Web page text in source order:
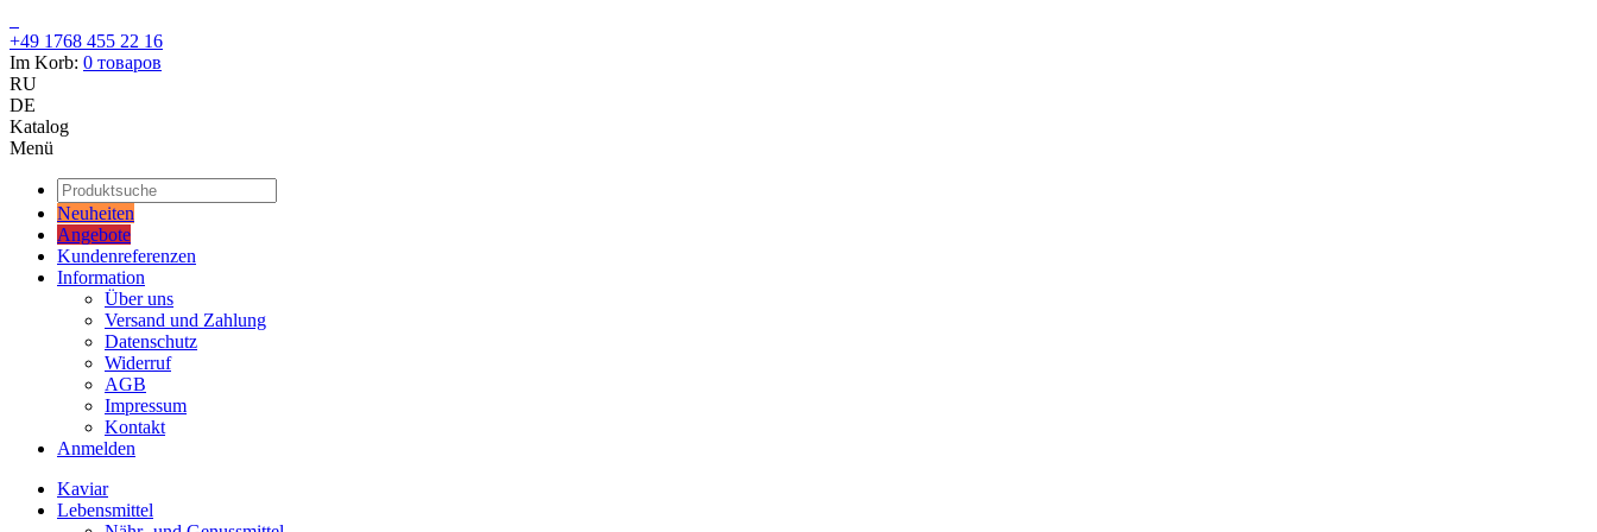
+49 1768 455 22 16
Im Korb: 0 товаров
RU
DE
Katalog
Menü
Neuheiten
Angebote
Kundenreferenzen
Information
Über uns
Versand und Zahlung
Datenschutz
Widerruf
AGB
Impressum
Kontakt
Anmelden
Kaviar
Lebensmittel